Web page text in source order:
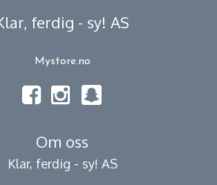
ferdig - sy! AS
Mystore.no
Om oss
Klar, ferdig - sy! AS